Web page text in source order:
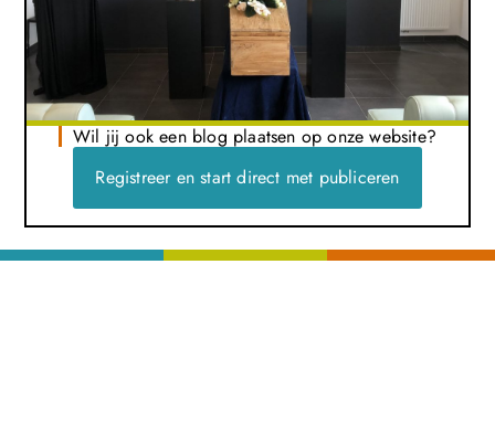
Wil jij ook een blog plaatsen op onze website?
Registreer en start direct met publiceren